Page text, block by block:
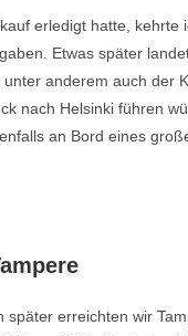
erledigt hatte,
Etwas später
anderem auch der
nach Helsinki führen
an Bord eines
später erreichten wir